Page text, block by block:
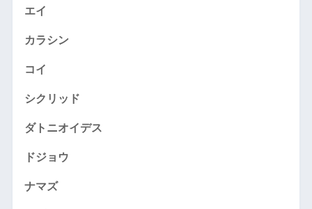
エイ
カラシン
コイ
シクリッド
ダトニオイデス
ドジョウ
ナマズ